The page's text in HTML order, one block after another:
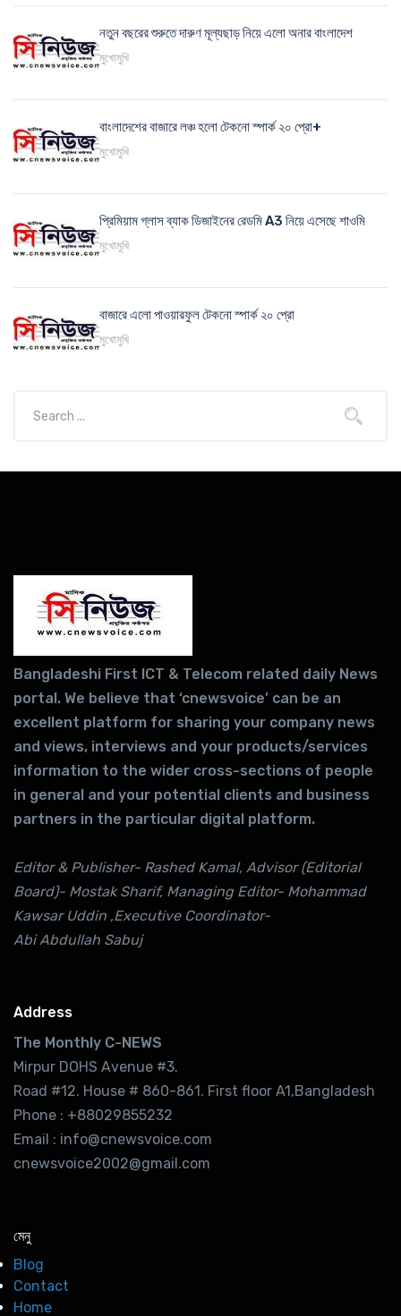
নতুন বছরের শুরুতে দারুণ মূল্যছাড় নিয়ে এলো অনার বাংলাদেশ
মুখোমুখি
বাংলাদেশের বাজারে লঞ্চ হলো টেকনো স্পার্ক ২০ প্রো+
মুখোমুখি
প্রিমিয়াম গ্লাস ব্যাক ডিজাইনের রেডমি A3 নিয়ে এসেছে শাওমি
মুখোমুখি
বাজারে এলো পাওয়ারফুল টেকনো স্পার্ক ২০ প্রো
মুখোমুখি
Bangladeshi First ICT & Telecom related daily News
portal. We believe that ‘cnewsvoice’ can be an
excellent platform for sharing your company news
and views, interviews and your products/services
information to the wider cross-sections of people
in general and your potential clients and business
partners in the particular digital platform.
Editor & Publisher- Rashed Kamal, Advisor (Editorial
Board)- Mostak Sharif, Managing Editor- Mohammad
Kawsar Uddin ,Executive Coordinator-
Abi Abdullah Sabuj
Address
The Monthly C-NEWS
Mirpur DOHS Avenue #3.
Road #12. House # 860-861. First floor A1,Bangladesh
Phone : +88029855232
Email : info@cnewsvoice.com
cnewsvoice2002@gmail.com
মেনু
Blog
Contact
Home